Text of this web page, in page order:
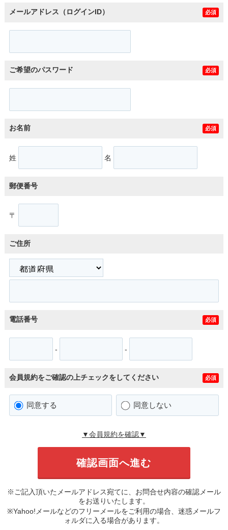
メールアドレス（ログインID） 必須
ご希望のパスワード 必須
お名前 必須
姓 名
郵便番号
〒
ご住所
電話番号 必須
- -
会員規約をご確認の上チェックをしてください 必須
同意する 同意しない
▼会員規約を確認▼
※ご記入頂いたメールアドレス宛てに、お問合せ内容の確認メール
をお送りいたします。
※Yahoo!メールなどのフリーメールをご利用の場合、迷惑メールフ
ォルダに入る場合があります。